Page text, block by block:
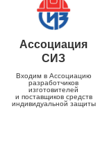
Ассоциация
СИЗ
Входим в Ассоциацию
разработчиков
изготовителей
и поставщиков средств
индивидуальной защиты